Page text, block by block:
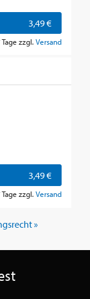
3,49 €
zzgl. Versand
3,49 €
zzgl. Versand
»